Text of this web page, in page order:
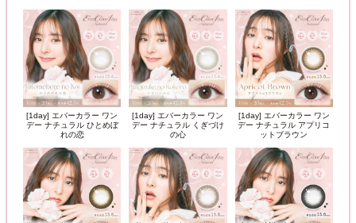
[1day] エバーカラー ワン
デー ナチュラル ひとめぼ
れの恋
[1day] エバーカラー ワン
デー ナチュラル くぎづけ
の心
[1day] エバーカラー ワン
デー ナチュラル アプリコ
ットブラウン